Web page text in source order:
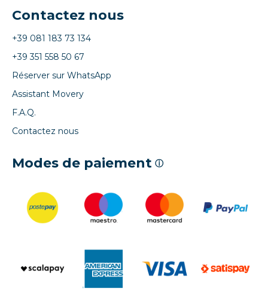
Contactez nous
+39 081 183 73 134
+39 351 558 50 67
Réserver sur WhatsApp
Assistant Movery
F.A.Q.
Contactez nous
Modes de paiement ⓘ